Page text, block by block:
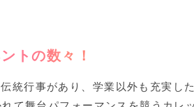
トの数々！
統行事があり、学業以外も充実し